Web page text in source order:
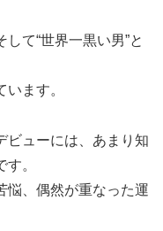
て“世界一黒い男”と
ます。
ビューには、あまり知
。
悩、偶然が重なった運